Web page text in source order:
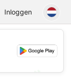
Inloggen
💕